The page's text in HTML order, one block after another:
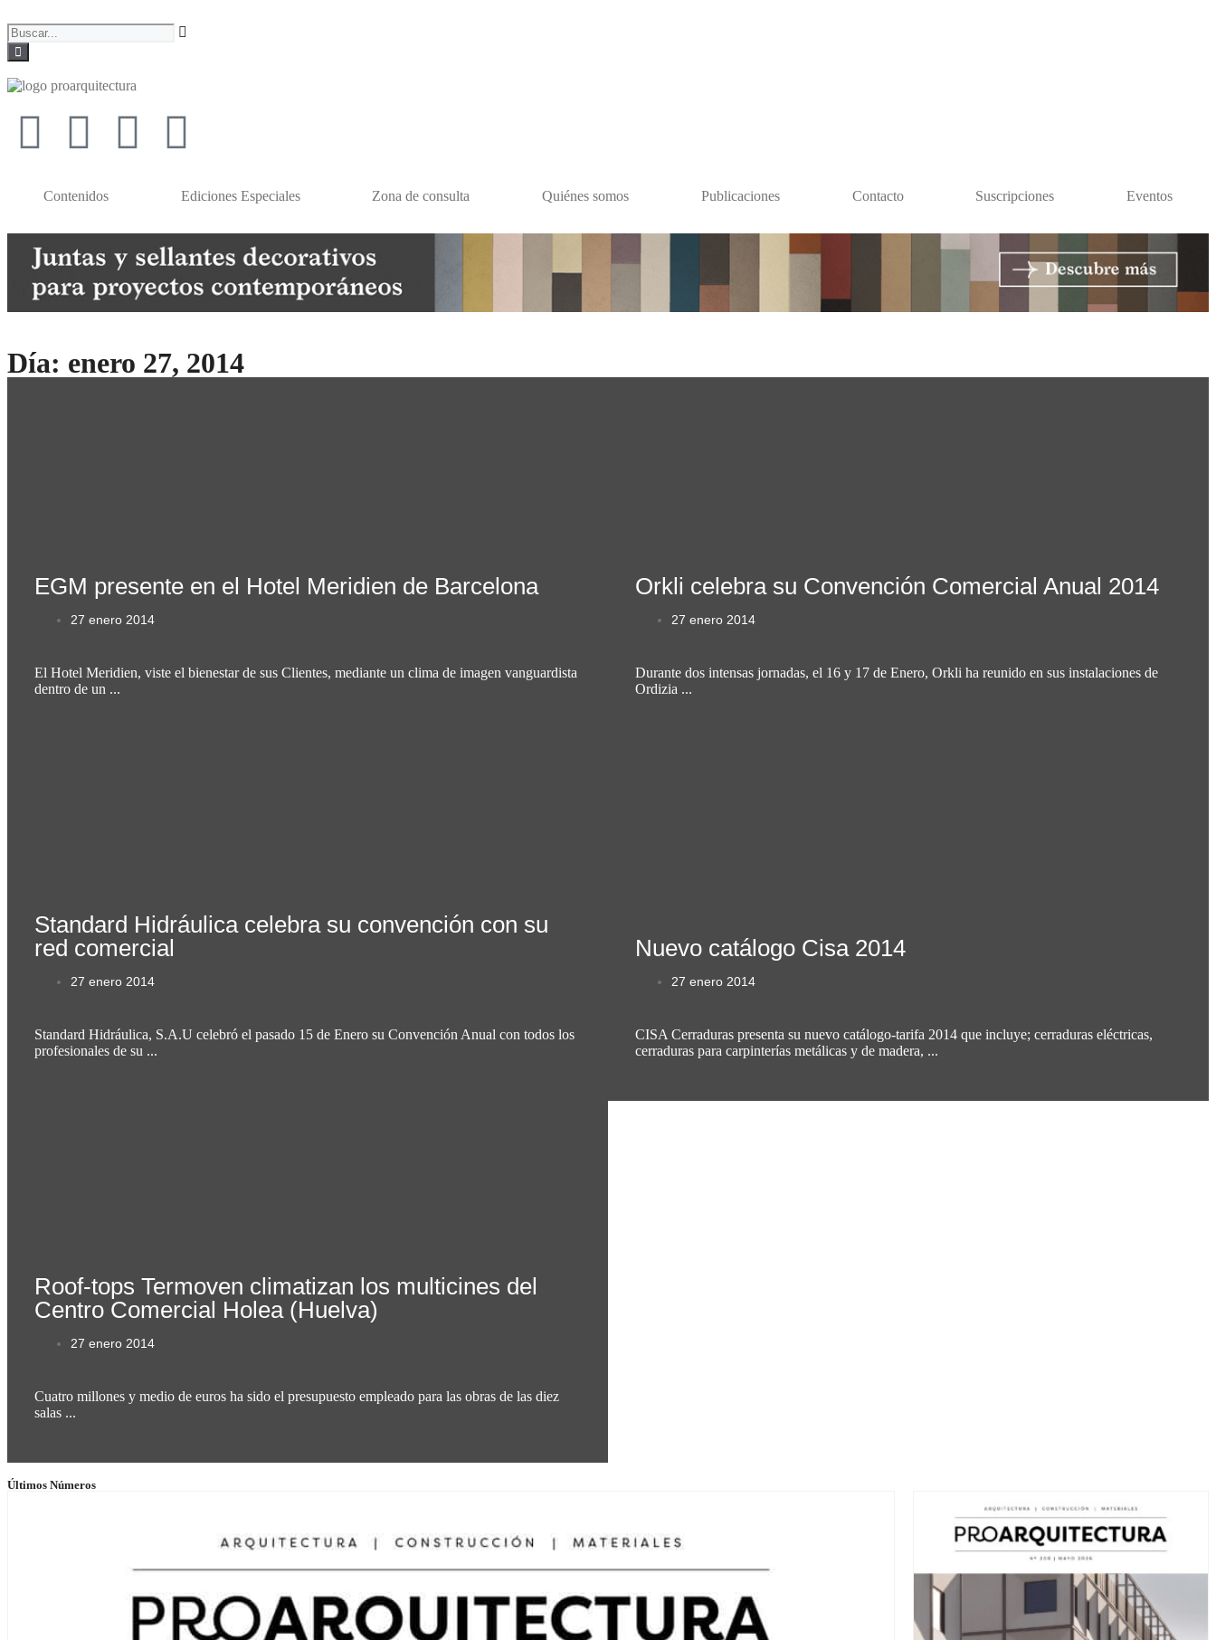
Contenidos Ediciones Especiales Zona de consulta Quiénes somos Publicaciones Contacto Suscripciones Eventos
Día: enero 27, 2014
EGM presente en el Hotel Meridien de Barcelona
27 enero 2014
El Hotel Meridien, viste el bienestar de sus Clientes, mediante un clima de imagen vanguardista
dentro de un ...
Orkli celebra su Convención Comercial Anual 2014
27 enero 2014
Durante dos intensas jornadas, el 16 y 17 de Enero, Orkli ha reunido en sus instalaciones de
Ordizia ...
Standard Hidráulica celebra su convención con su
red comercial
27 enero 2014
Standard Hidráulica, S.A.U celebró el pasado 15 de Enero su Convención Anual con todos los
profesionales de su ...
Nuevo catálogo Cisa 2014
27 enero 2014
CISA Cerraduras presenta su nuevo catálogo-tarifa 2014 que incluye; cerraduras eléctricas,
cerraduras para carpinterías metálicas y de madera, ...
Roof-tops Termoven climatizan los multicines del
Centro Comercial Holea (Huelva)
27 enero 2014
Cuatro millones y medio de euros ha sido el presupuesto empleado para las obras de las diez
salas ...
Últimos Números